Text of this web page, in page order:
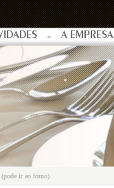
A EMPRESA
ir ao forno)